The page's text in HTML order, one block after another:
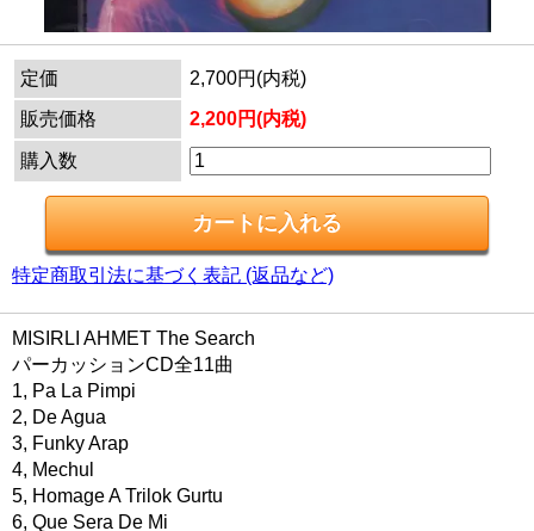
定価
2,700円(内税)
販売価格
2,200円(内税)
購入数
特定商取引法に基づく表記 (返品など)
MISIRLI AHMET The Search
パーカッションCD全11曲
1, Pa La Pimpi
2, De Agua
3, Funky Arap
4, Mechul
5, Homage A Trilok Gurtu
6, Que Sera De Mi